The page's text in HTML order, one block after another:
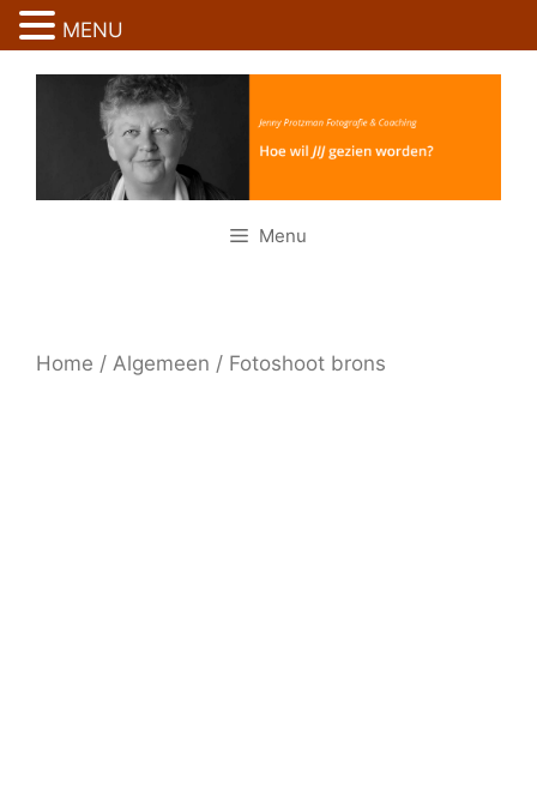
Ga
naar
Menu
Home / Algemeen / Fotoshoot brons
MENU